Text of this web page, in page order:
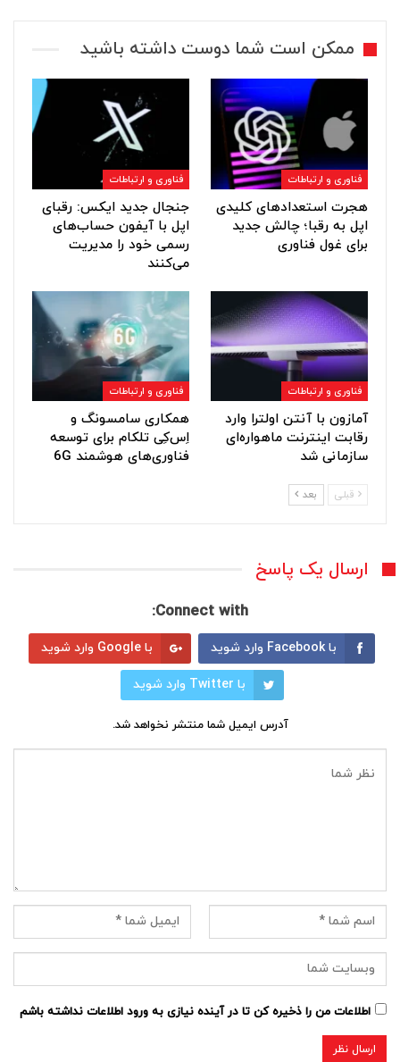
ممکن است شما دوست داشته باشید
فناوری و ارتباطات
هجرت استعدادهای کلیدی
اپل به رقبا؛ چالش جدید
برای غول فناوری
فناوری و ارتباطات
جنجال جدید ایکس: رقبای
اپل با آیفون حساب‌های
رسمی خود را مدیریت
می‌کنند
فناوری و ارتباطات
آمازون با آنتن اولترا وارد
رقابت اینترنت ماهواره‌ای
سازمانی شد
فناوری و ارتباطات
همکاری سامسونگ و
اِس‌کِی تلکام برای توسعه
فناوری‌های هوشمند 6G
قبلی بعد
ارسال یک پاسخ
Connect with:
با Facebook وارد شوید با Google وارد شوید
با Twitter وارد شوید
آدرس ایمیل شما منتشر نخواهد شد.
اطلاعات من را ذخیره کن تا در آینده نیازی به ورود اطلاعات نداشته باشم